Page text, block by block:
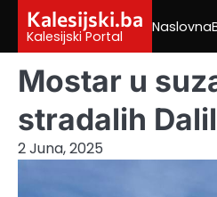
content
Kalesijski.ba
Kalesijski Portal
Naslovna
Mostar u
stradalih
2 Juna, 2025